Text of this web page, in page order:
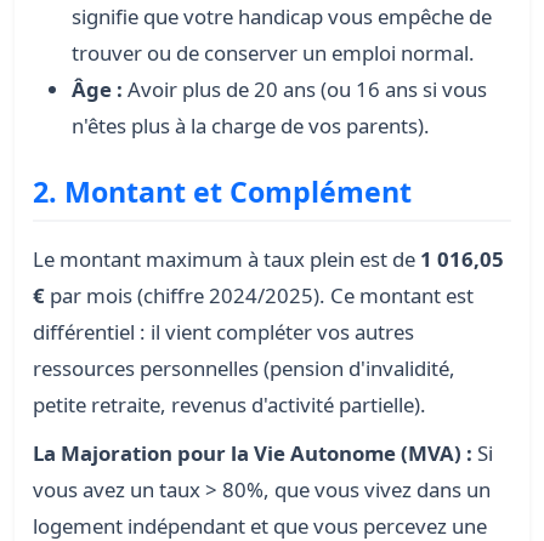
signifie que votre handicap vous empêche de
trouver ou de conserver un emploi normal.
Âge : Avoir plus de 20 ans (ou 16 ans si vous
n'êtes plus à la charge de vos parents).
2. Montant et Complément
Le montant maximum à taux plein est de 1 016,05
€ par mois (chiffre 2024/2025). Ce montant est
différentiel : il vient compléter vos autres
ressources personnelles (pension d'invalidité,
petite retraite, revenus d'activité partielle).
La Majoration pour la Vie Autonome (MVA) : Si
vous avez un taux > 80%, que vous vivez dans un
logement indépendant et que vous percevez une